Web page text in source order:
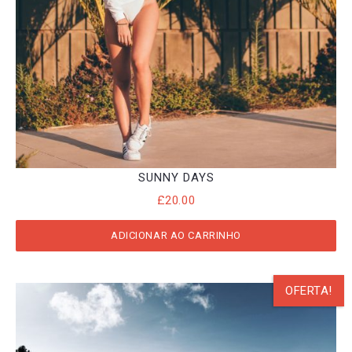
SUNNY DAYS
£20.00
ADICIONAR AO CARRINHO
OFERTA!